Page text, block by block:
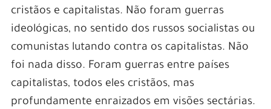
cristãos e capitalistas. Não foram guerras
ideológicas, no sentido dos russos socialistas ou
comunistas lutando contra os capitalistas. Não
foi nada disso. Foram guerras entre países
capitalistas, todos eles cristãos, mas
profundamente enraizados em visões sectárias.